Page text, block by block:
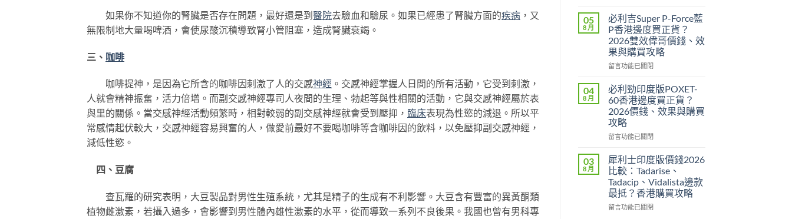
如果你不知道你的腎臟是否存在問題，最好還是到醫院去驗血和驗尿。如果已經患了腎臟方面的疾病 ，又
無限制地大量喝啤酒，會使尿酸沉積導致腎小管阻塞，造成腎臟衰竭。
三、 咖啡
咖啡提神，是因為它所含的咖啡因刺激了人的交感神經 。交感神經掌握人日間的所有活動，它受到刺激，
人就會精神振奮，活力倍增。而副交感神經專司人夜間的生理、勃起等與性相關的活動，它與交感神經屬於表
與里的關係。當交感神經活動頻繁時，相對較弱的副交感神經就會受到壓抑， 臨床表現為性慾的減退。所以平
常感情起伏較大，交感神經容易興奮的人，做愛前最好不要喝咖啡等含咖啡因的飲料，以免壓抑副交感神經，
減低性慾。
四、豆腐
查瓦羅的研究表明，大豆製品對男性生殖系統，尤其是精子的生成有不利影響。大豆含有豐富的異黃酮類
植物雌激素，若攝入過多，會影響到男性體內雄性激素的水平，從而導致一系列不良後果。我國也曾有男科專
邊
度
買
最
安
全？
網
購
攻
略：
貨
到
款
點
揀
＋
3
招
威
壯
印
度
版
Levitra
度
買
正
貨？
2026
價
效
果
與
購
買
攻
05
8 月
必利吉Super P-Force藍
P香港邊度買正貨？
2026雙效偉哥價錢、效
果與購買攻略
在
利
吉
Super
P-
Force
藍
香
港
邊
度
買
正
留言功能已關閉
04
8 月
必利勁印度版POXET-
60香港邊度買正貨？
2026價錢、效果與購買
攻略
在
利
勁
印
度
版
POXET-
留言功能已關閉
03
8 月
犀利士印度版價錢2026
比較：Tadarise、
Tadacip、Vidalista邊款
最抵？香港購買攻略
在
留言功能已關閉